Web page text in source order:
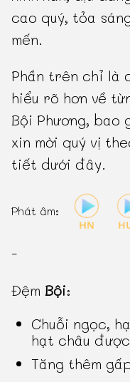
cao quý, tỏa
mến.
Phần trên chỉ là
hiểu rõ hơn về
Bội Phương, bao
xin mời quý vị
tiết dưới đây.
Phát âm:
-
ĐệmBội:
Chuỗi ngọc,
hạt châu
Tăng thêm